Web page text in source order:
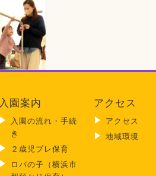
入園案内
入園の流れ・手続
き
２歳児プレ保育
ロバの子（横浜市
アクセス
アクセス
地域環境